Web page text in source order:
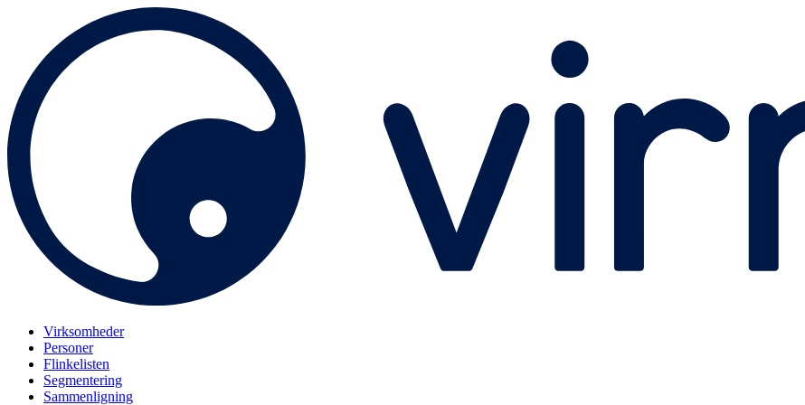
Virksomheder
Personer
Flinkelisten
Segmentering
Sammenligning